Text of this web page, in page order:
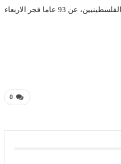
توفي بيريز، حائز جائزة نوبل للسلام لدوره في التوصل الى اتفاق سلام مع الفلسطينيين، عن 93 عاما فجر الاربعاء
0